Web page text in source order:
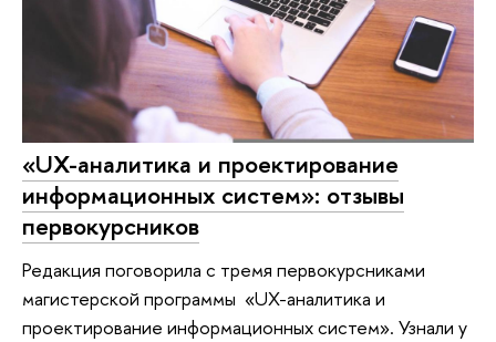
«UX-аналитика и проектирование
информационных систем»: отзывы
первокурсников
Редакция поговорила с тремя первокурсниками
магистерской программы «UX-аналитика и
проектирование информационных систем». Узнали у